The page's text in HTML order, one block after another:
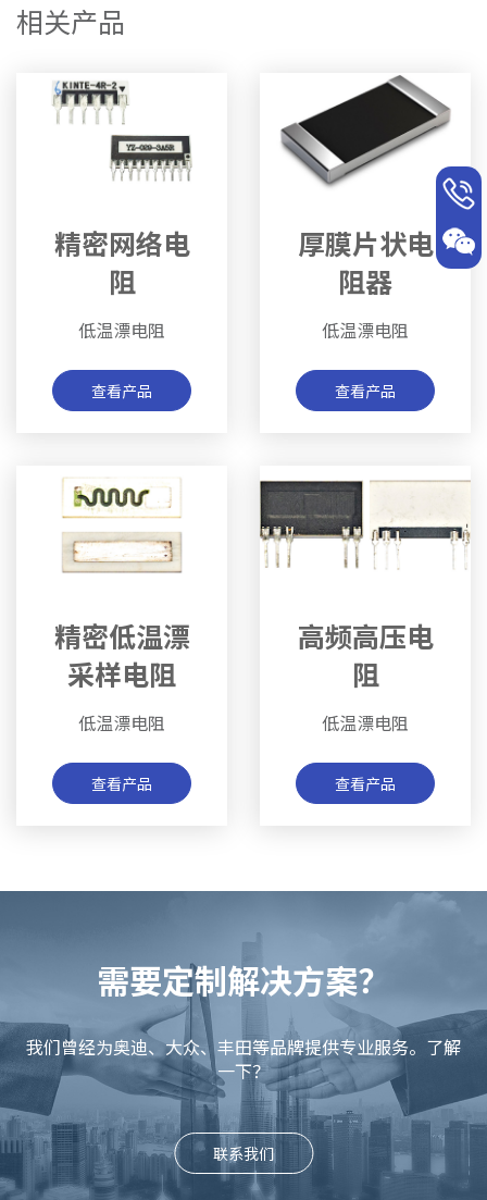
相关产品
精密网络电
阻
低温漂电阻
查看产品
厚膜片状电
阻器
低温漂电阻
查看产品
精密低温漂
采样电阻
低温漂电阻
查看产品
高频高压电
阻
低温漂电阻
查看产品
需要定制解决方案？
我们曾经为奥迪、大众、丰田等品牌提供专业服务。了解
一下？
联系我们